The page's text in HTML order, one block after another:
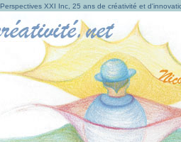
Perspectives XXI Inc, 25 ans de créativité et